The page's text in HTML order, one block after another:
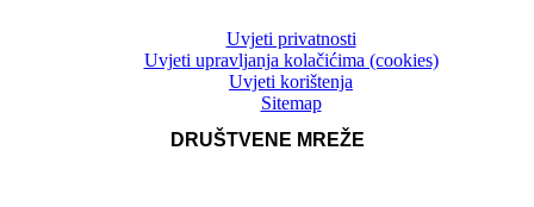
Uvjeti privatnosti
Uvjeti upravljanja kolačićima (cookies)
Uvjeti korištenja
Sitemap
DRUŠTVENE MREŽE